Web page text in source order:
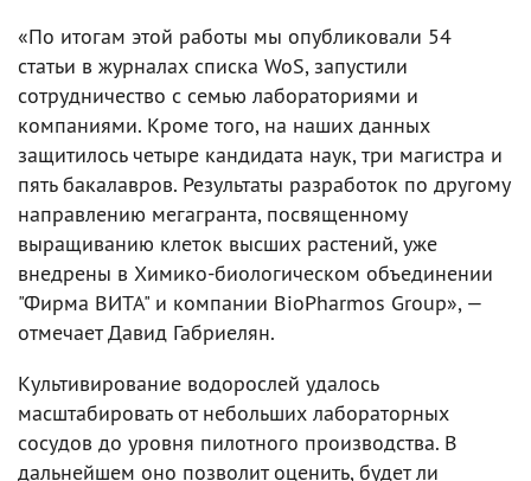
«По итогам этой работы мы опубликовали 54
статьи в журналах списка WoS, запустили
сотрудничество с семью лабораториями и
компаниями. Кроме того, на наших данных
защитилось четыре кандидата наук, три магистра и
пять бакалавров. Результаты разработок по другому
направлению мегагранта, посвященному
выращиванию клеток высших растений, уже
внедрены в Химико-биологическом объединении
"Фирма ВИТА" и компании BioPharmos Group», —
отмечает Давид Габриелян.
Культивирование водорослей удалось
масштабировать от небольших лабораторных
сосудов до уровня пилотного производства. В
дальнейшем оно позволит оценить, будет ли